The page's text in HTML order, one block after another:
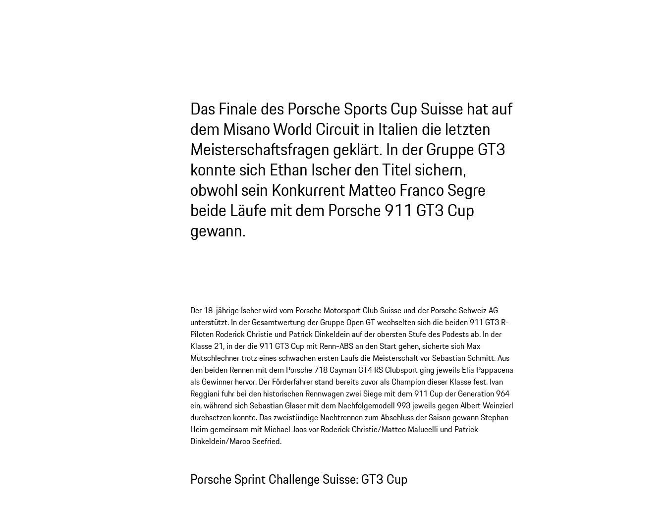
Das Finale des Porsche Sports Cup Suisse hat auf
dem Misano World Circuit in Italien die letzten
Meisterschaftsfragen geklärt. In der Gruppe GT3
konnte sich Ethan Ischer den Titel sichern,
obwohl sein Konkurrent Matteo Franco Segre
beide Läufe mit dem Porsche 911 GT3 Cup
gewann.
Der 18-jährige Ischer wird vom Porsche Motorsport Club Suisse und der Porsche Schweiz AG
unterstützt. In der Gesamtwertung der Gruppe Open GT wechselten sich die beiden 911 GT3 R-
Piloten Roderick Christie und Patrick Dinkeldein auf der obersten Stufe des Podests ab. In der
Klasse 21, in der die 911 GT3 Cup mit Renn-ABS an den Start gehen, sicherte sich Max
Mutschlechner trotz eines schwachen ersten Laufs die Meisterschaft vor Sebastian Schmitt. Aus
den beiden Rennen mit dem Porsche 718 Cayman GT4 RS Clubsport ging jeweils Elia Pappacena
als Gewinner hervor. Der Förderfahrer stand bereits zuvor als Champion dieser Klasse fest. Ivan
Reggiani fuhr bei den historischen Rennwagen zwei Siege mit dem 911 Cup der Generation 964
ein, während sich Sebastian Glaser mit dem Nachfolgemodell 993 jeweils gegen Albert Weinzierl
durchsetzen konnte. Das zweistündige Nachtrennen zum Abschluss der Saison gewann Stephan
Heim gemeinsam mit Michael Joos vor Roderick Christie/Matteo Malucelli und Patrick
Dinkeldein/Marco Seefried.
Porsche Sprint Challenge Suisse: GT3 Cup